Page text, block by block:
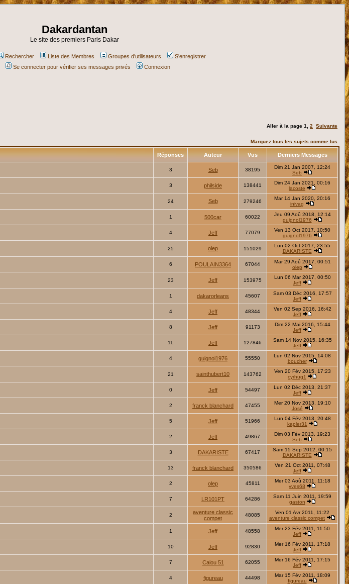
Dakardantan
Le site des premiers Paris Dakar
Rechercher Liste des Membres Groupes d'utilisateurs
S'enregistrer
Se connecter pour vérifier ses messages privés Connexion
Aller à la page 1 2 Suivante
Marquez tous les sujets comme lus
Réponses Auteur Vus Derniers Messages
3 Seb 38195
Dim 21 Jan 2007, 12:24
Seb
3 philside 138441
Dim 24 Jan 2021, 00:16
lacoste
24 Seb 279246
Mar 14 Jan 2020, 20:16
inivag
1 500car 60022
Jeu 09 Aoû 2018, 12:14
guignol1976
4 Jeff 77079
Ven 13 Oct 2017, 10:50
guignol1976
25 olep 151029
Lun 02 Oct 2017, 23:55
DAKARISTE
6 POULAIN3364 67044
Mar 29 Aoû 2017, 00:51
olep
23 Jeff 153975
Lun 06 Mar 2017, 00:50
Jeff
1 dakarorleans 45607
Sam 03 Déc 2016, 17:57
Jeff
4 Jeff 48344
Ven 02 Sep 2016, 16:42
Jeff
8 Jeff 91173
Dim 22 Mai 2016, 15:44
Jeff
11 Jeff 127846
Sam 14 Nov 2015, 16:35
Jeff
4 guignol1976 55550
Lun 02 Nov 2015, 14:08
boucher
21 sainthubert10 143762
Ven 20 Fév 2015, 17:23
cyrhug1
0 Jeff 54497
Lun 02 Déc 2013, 21:37
Jeff
2 franck blanchard 47455
Mer 20 Nov 2013, 19:10
José
5 Jeff 51966
Lun 04 Fév 2013, 20:48
kapler31
2 Jeff 49867
Dim 03 Fév 2013, 19:23
Seb
3 DAKARISTE 67417
Sam 15 Sep 2012, 00:15
DAKARISTE
13 franck blanchard 350586
Ven 21 Oct 2011, 07:48
Jeff
2 olep 45811
Mer 03 Aoû 2011, 11:18
yves68
7 LR101PT 64286
Sam 11 Juin 2011, 19:59
gaston
2
aventure classic
compet
48085
Ven 01 Avr 2011, 11:22
aventure classic compet
1 Jeff 48558
Mer 23 Fév 2011, 11:50
Jeff
10 Jeff 92830
Mer 16 Fév 2011, 17:18
Jeff
7 Calou 51 62055
Mer 16 Fév 2011, 17:15
Jeff
4 figureau 44498
Mar 15 Fév 2011, 18:09
figureau